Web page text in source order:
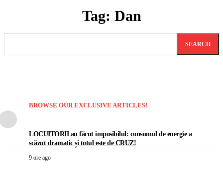
Tag: Dan
SEARCH
BROWSE OUR EXCLUSIVE ARTICLES!
LOCUITORII au făcut imposibilul: consumul de energie a
scăzut dramatic și totul este de CRUZ!
9 ore ago